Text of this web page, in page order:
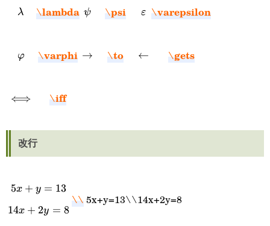
\lambda
λ \lambda \psi
ψ \psi \varepsilon
ε \varepsilon
\varphi
φ \varphi \to
→ \to \gets
← \gets
\iff
⟺ \iff
改行
5x+y=13\\14x+2y=8
5x + y = 13
14x + 2y = 8
\\ 5x+y=13\\14x+2y=8